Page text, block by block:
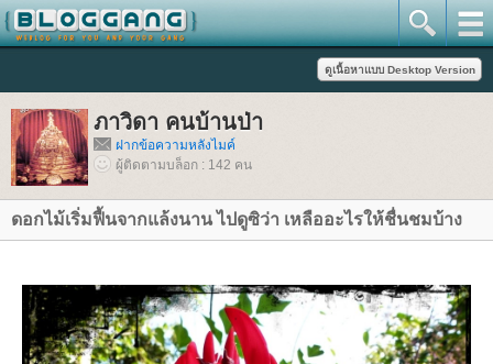
ภาวิดา คนบ้านป่า
ฝากข้อความหลังไมค์
ผู้ติดตามบล็อก : 142 คน
ดอกไม้เริ่มฟื้นจากแล้งนาน ไปดูซิว่า เหลืออะไรให้ชื่นชมบ้าง